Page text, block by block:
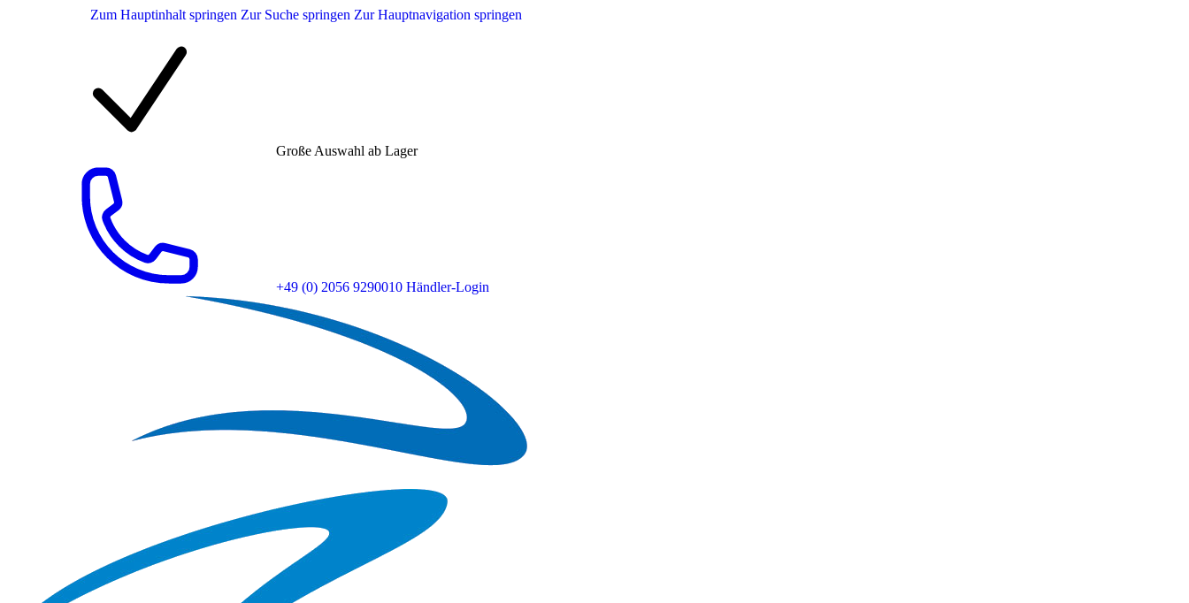
Zum Hauptinhalt springen Zur Suche springen Zur Hauptnavigation springen
Große Auswahl ab Lager
+49 (0) 2056 9290010 Händler-Login